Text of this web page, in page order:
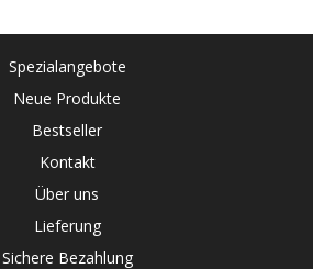
Spezialangebote
Neue Produkte
Bestseller
Kontakt
Über uns
Lieferung
Sichere Bezahlung